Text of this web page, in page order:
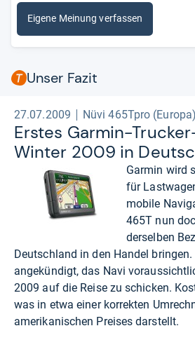
Eigene Meinung verfassen
Unser Fazit
27.07.2009 Nüvi 465Tpro (Europa)
Ers­tes Gar­min-​
Win­ter 2009 in
Garmin wird
für
mobile
465T nun
derselben
Deutschland in den Handel
angekündigt, das Navi
2009 auf die Reise zu schicken.
was in etwa einer korrekten
amerikanischen Preises darstellt.